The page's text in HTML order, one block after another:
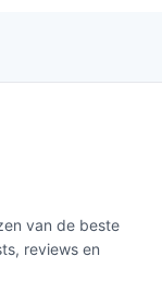
van de beste
reviews en